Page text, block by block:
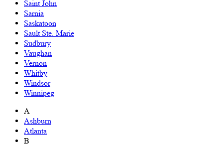
Saint John
Sarnia
Saskatoon
Sault Ste. Marie
Sudbury
Vaughan
Vernon
Whitby
Windsor
Winnipeg
A
Ashburn
Atlanta
B